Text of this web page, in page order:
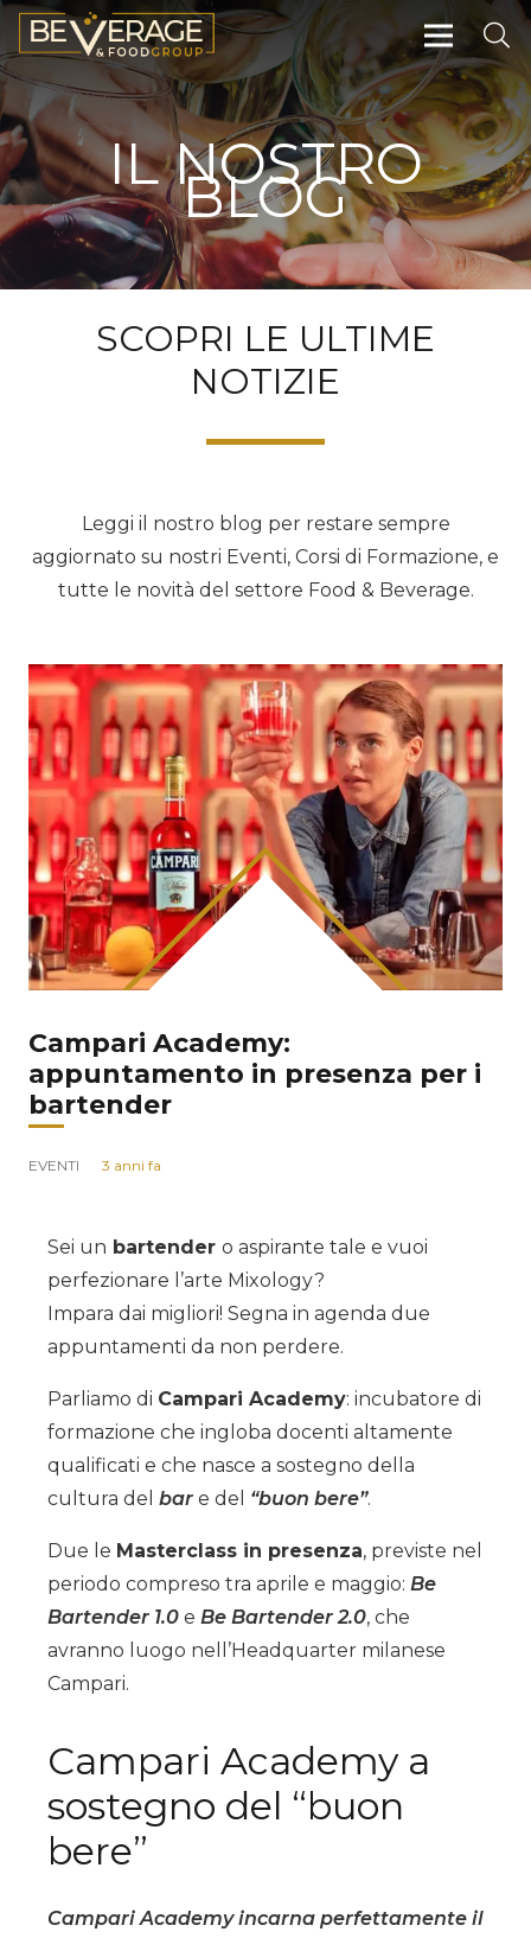
IL NOSTRO
BLOG
SCOPRI LE ULTIME
NOTIZIE
Leggi il nostro blog per restare sempre
aggiornato su nostri Eventi, Corsi di Formazione, e
tutte le novità del settore Food & Beverage.
Campari Academy:
appuntamento in presenza per i
bartender
EVENTI 3 anni fa
Sei un bartender o aspirante tale e vuoi
perfezionare l’arte Mixology?
Impara dai migliori! Segna in agenda due
appuntamenti da non perdere.
Parliamo di Campari Academy: incubatore di
formazione che ingloba docenti altamente
qualificati e che nasce a sostegno della
cultura del bar e del “buon bere”.
Due le Masterclass in presenza, previste nel
periodo compreso tra aprile e maggio: Be
Bartender 1.0 e Be Bartender 2.0, che
avranno luogo nell’Headquarter milanese
Campari.
Campari Academy a
sostegno del “buon
bere”
Campari Academy incarna perfettamente il